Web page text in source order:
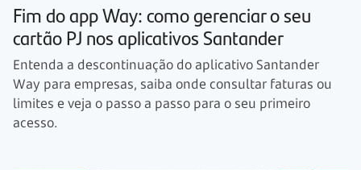
Fim do app Way: como gerenciar o seu
cartão PJ nos aplicativos Santander
Entenda a descontinuação do aplicativo Santander
Way para empresas, saiba onde consultar faturas ou
limites e veja o passo a passo para o seu primeiro
acesso.